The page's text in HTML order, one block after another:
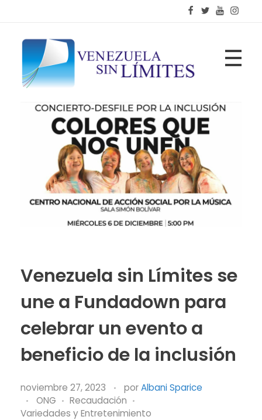
Venezuela sin Límites se
une a Fundadown para
celebrar un evento a
beneficio de la inclusión
noviembre 27, 2023 porAlbani Sparice
ONG
Recaudación
Variedades y Entretenimiento